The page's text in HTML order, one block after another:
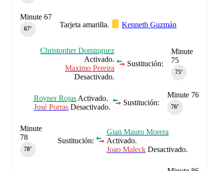
Tarjeta amarilla. Kenneth Guzmán
Minute 67
67‎’‎
Minute
75
75‎’‎
Sustitución:
Christopher Dominguez
Activado.
Maximo Pereira
Desactivado.
Minute 76
76‎’‎
Sustitución:
Royner Rojas Activado.
José Porras Desactivado.
Sustitución:
Gian Mauro Morera
Activado.
Joao MaleckDesactivado.
Minute
78
78‎’‎